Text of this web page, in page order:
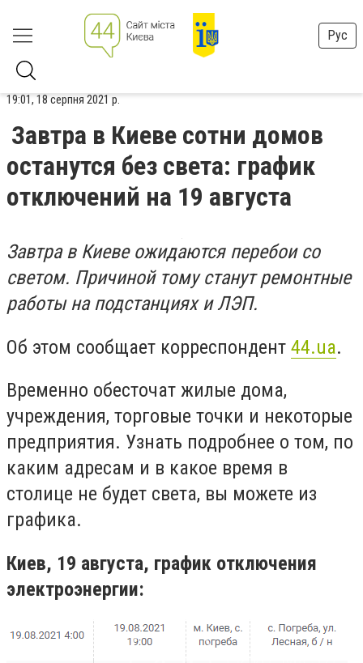
Рус
19:01, 18 серпня 2021 р.
Завтра в Киеве сотни домов
останутся без света: график
отключений на 19 августа
Завтра в Киеве ожидаются перебои со
светом. Причиной тому станут ремонтные
работы на подстанциях и ЛЭП.
Об этом сообщает корреспондент 44.ua.
Временно обесточат жилые дома,
учреждения, торговые точки и некоторые
предприятия. Узнать подробнее о том, по
каким адресам и в какое время в
столице не будет света, вы можете из
графика.
Киев, 19 августа, график отключения
электроэнергии: